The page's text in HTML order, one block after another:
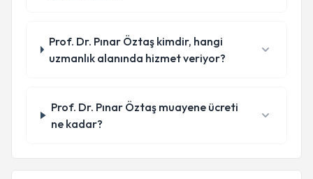
Prof. Dr. Pınar Öztaş kimdir, hangi
uzmanlık alanında hizmet veriyor?
Prof. Dr. Pınar Öztaş muayene ücreti
ne kadar?